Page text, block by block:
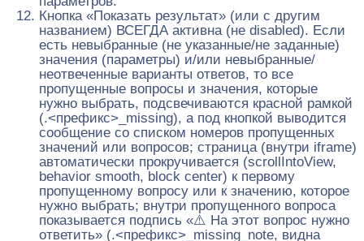
Кнопка «Показать результат» (или с другим
названием) ВСЕГДА активна (не disabled). Если
есть невыбранные (не указанные/не заданные)
значения (параметры) и/или невыбранные/
неотвеченные варианты ответов, то все
пропущенные вопросы и значения, которые
нужно выбрать, подсвечиваются красной рамкой
(.<префикс>_missing), а под кнопкой выводится
сообщение со списком номеров пропущенных
значений или вопросов; страница (внутри iframe)
автоматически прокручивается (scrollIntoView,
behavior smooth, block center) к первому
пропущенному вопросу или к значению, которое
нужно выбрать; внутри пропущенного вопроса
показывается подпись «⚠️ На этот вопрос нужно
ответить» (.<префикс>_missing_note, видна